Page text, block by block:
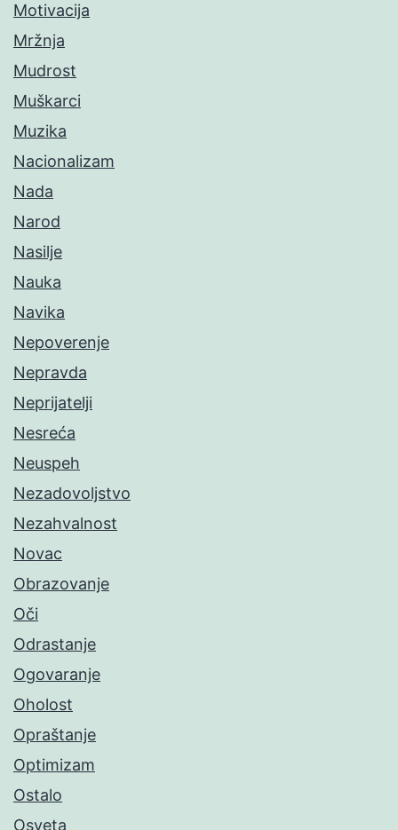
Motivacija
Mržnja
Mudrost
Muškarci
Muzika
Nacionalizam
Nada
Narod
Nasilje
Nauka
Navika
Nepoverenje
Nepravda
Neprijatelji
Nesreća
Neuspeh
Nezadovoljstvo
Nezahvalnost
Novac
Obrazovanje
Oči
Odrastanje
Ogovaranje
Oholost
Opraštanje
Optimizam
Ostalo
Osveta